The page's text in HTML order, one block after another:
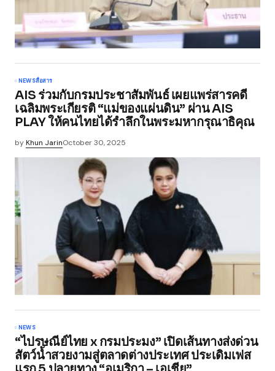
NEWSสื่อสาร
AIS ร่วมกับกรมประชาสัมพันธ์ เผยแพร่สารคดี
เฉลิมพระเกียรติ “แม่ของแผ่นดิน” ผ่าน AIS
PLAY ให้คนไทยได้รำลึกในพระมหากรุณาธิคุณ
byKhun JarinOctober 30, 2025
NEWS
“ไปรษณีย์ไทย x กรมประมง” เปิดเส้นทางส่งด่วน
สัตว์น้ำสวยงามสู่ตลาดต่างประเทศ ประเดิมเฟส